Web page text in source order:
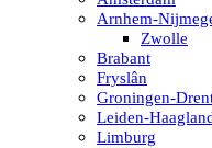
Arnhem-
Zwolle
Brabant
Fryslân
Groningen-
Leiden-
Limburg